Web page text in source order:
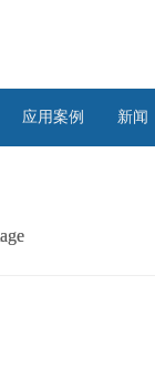
应用案例 新闻